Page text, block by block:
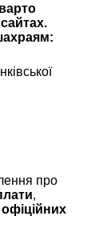
про
,